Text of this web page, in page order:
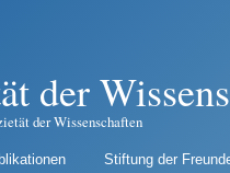
der
der Wissenschaften
Stiftung der